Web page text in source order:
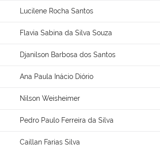
Lucilene Rocha Santos
Flavia Sabina da Silva Souza
Djanilson Barbosa dos Santos
Ana Paula Inácio Diório
Nilson Weisheimer
Pedro Paulo Ferreira da Silva
Caillan Farias Silva